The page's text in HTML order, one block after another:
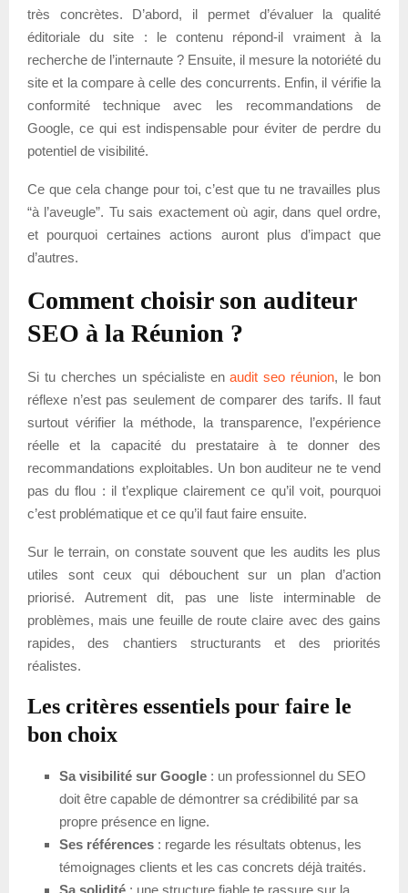
très concrètes. D’abord, il permet d’évaluer la qualité
éditoriale du site : le contenu répond-il vraiment à la
recherche de l’internaute ? Ensuite, il mesure la notoriété du
site et la compare à celle des concurrents. Enfin, il vérifie la
conformité technique avec les recommandations de
Google, ce qui est indispensable pour éviter de perdre du
potentiel de visibilité.
Ce que cela change pour toi, c’est que tu ne travailles plus
“à l’aveugle”. Tu sais exactement où agir, dans quel ordre,
et pourquoi certaines actions auront plus d’impact que
d’autres.
Comment choisir son auditeur
SEO à la Réunion ?
Si tu cherches un spécialiste enaudit seo réunion, le bon
réflexe n’est pas seulement de comparer des tarifs. Il faut
surtout vérifier la méthode, la transparence, l’expérience
réelle et la capacité du prestataire à te donner des
recommandations exploitables. Un bon auditeur ne te vend
pas du flou : il t’explique clairement ce qu’il voit, pourquoi
c’est problématique et ce qu’il faut faire ensuite.
Sur le terrain, on constate souvent que les audits les plus
utiles sont ceux qui débouchent sur un plan d’action
priorisé. Autrement dit, pas une liste interminable de
problèmes, mais une feuille de route claire avec des gains
rapides, des chantiers structurants et des priorités
réalistes.
Les critères essentiels pour faire le
bon choix
Sa visibilité sur Google : un professionnel du SEO
doit être capable de démontrer sa crédibilité par sa
propre présence en ligne.
Ses références : regarde les résultats obtenus, les
témoignages clients et les cas concrets déjà traités.
Sa solidité : une structure fiable te rassure sur la